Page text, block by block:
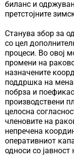
биланс и
претстојните
Станува збор за
со цел
процеси. Во овој
промени на
назначените
поддршка на
побрза и
производствени
целосна
членовите на
непречена
оперативниот
односи со